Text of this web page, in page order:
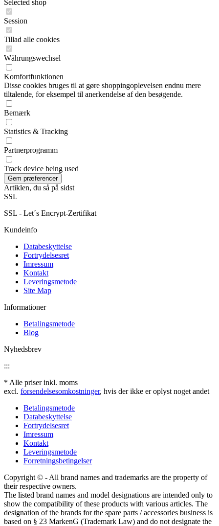
Selected shop
Session
Tillad alle cookies
Währungswechsel
Komfortfunktionen
Disse cookies bruges til at gøre shoppingoplevelsen endnu mere
tiltalende, for eksempel til anerkendelse af den besøgende.
Bemærk
Statistics & Tracking
Partnerprogramm
Track device being used
Artiklen, du så på sidst
SSL
SSL - Let´s Encrypt-Zertifikat
Kundeinfo
Databeskyttelse
Fortrydelsesret
Imressum
Kontakt
Leveringsmetode
Site Map
Informationer
Betalingsmetode
Blog
Nyhedsbrev
:::
* Alle priser inkl. moms
excl. forsendelsesomkostninger, hvis der ikke er oplyst noget andet
Betalingsmetode
Databeskyttelse
Fortrydelsesret
Imressum
Kontakt
Leveringsmetode
Forretningsbetingelser
Copyright © - All brand names and trademarks are the property of
their respective owners.
The listed brand names and model designations are intended only to
show the compatibility of these products with various articles. The
designation of the brands for the spare parts / accessories business is
based on § 23 MarkenG (Trademark Law) and do not designate the